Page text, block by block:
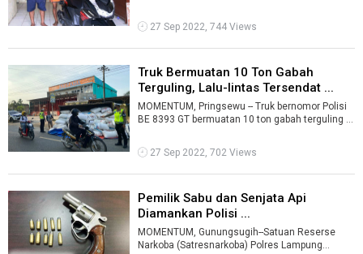
27 Sep 2022, 744 Views
Truk Bermuatan 10 Ton Gabah
Terguling, Lalu-lintas Tersendat ...
MOMENTUM, Pringsewu -- Truk bernomor Polisi
BE 8393 GT bermuatan 10 ton gabah terguling di
27 Sep 2022, 702 Views
Pemilik Sabu dan Senjata Api
Diamankan Polisi ...
MOMENTUM, Gunungsugih--Satuan Reserse
Narkoba (Satresnarkoba) Polres Lampung